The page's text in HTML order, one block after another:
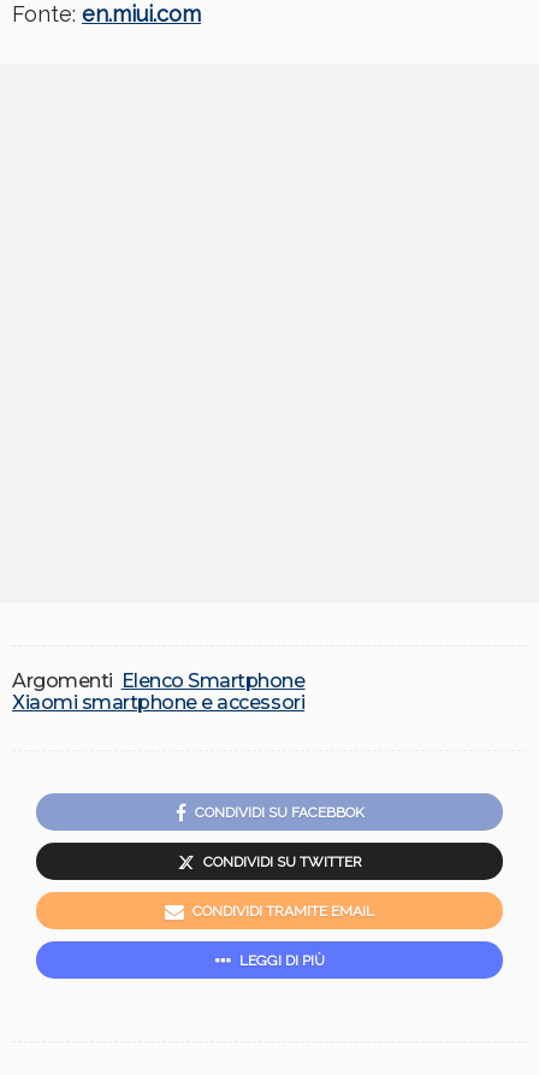
Fonte: en.miui.com
Argomenti Elenco Smartphone
Xiaomi smartphone e accessori
CONDIVIDI SU FACEBBOK
CONDIVIDI SU TWITTER
CONDIVIDI TRAMITE EMAIL
LEGGI DI PIÙ